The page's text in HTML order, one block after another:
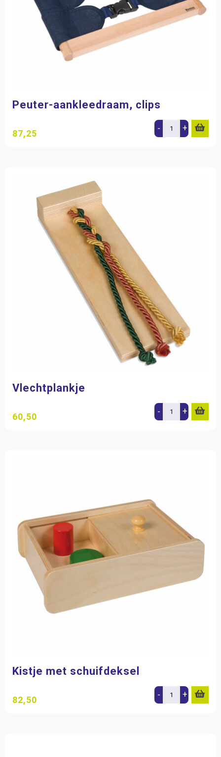
Peuter-aankleedraam, clips
87,25 - +
Vlechtplankje
60,50 - +
Kistje met schuifdeksel
82,50 - +